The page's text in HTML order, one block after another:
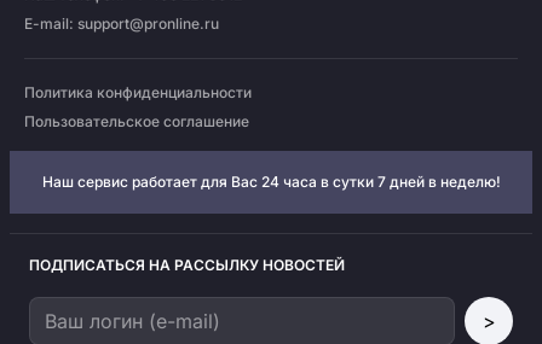
E-mail: support@pronline.ru
Политика конфиденциальности
Пользовательское соглашение
Наш сервис работает для Вас 24 часа в сутки 7 дней в неделю!
ПОДПИСАТЬСЯ НА РАССЫЛКУ НОВОСТЕЙ